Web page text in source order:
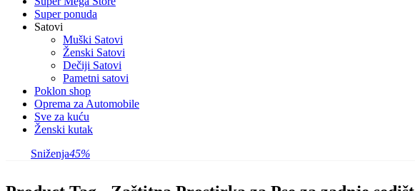
Super ponuda
Satovi
Muški Satovi
Ženski Satovi
Dečiji Satovi
Pametni satovi
Poklon shop
Oprema za Automobile
Sve za kuću
Ženski kutak
Sniženja45%